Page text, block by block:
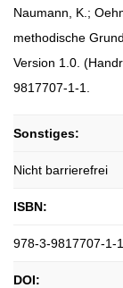
Naumann, K.;
methodische
Version 1.0.
9817707-1-1.
Sonstiges:
Nicht barrierefrei
ISBN:
978-3-9817707-1-1
DOI: